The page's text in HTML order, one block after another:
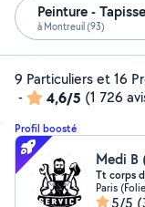
Peinture -
à Montreuil (93)
9 Particuliers et 16
-
4,6/5 (1 726
Profil boosté
Medi B
Tt corps
Paris
5/5